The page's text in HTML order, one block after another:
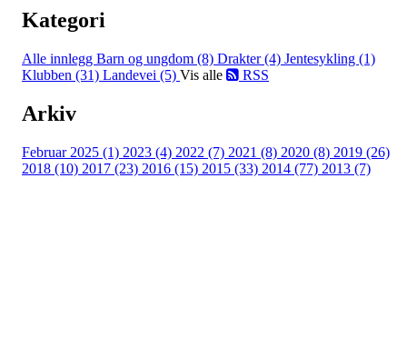
Kategori
Alle innlegg Barn og ungdom (8) Drakter (4) Jentesykling (1)
Klubben (31) Landevei (5) Vis alle RSS
Arkiv
Februar 2025 (1) 2023 (4) 2022 (7) 2021 (8) 2020 (8) 2019 (26)
2018 (10) 2017 (23) 2016 (15) 2015 (33) 2014 (77) 2013 (7)